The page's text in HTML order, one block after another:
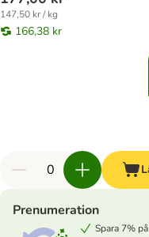
147,50 kr / kg
166,38 kr
Prenumeration
Spara 7%